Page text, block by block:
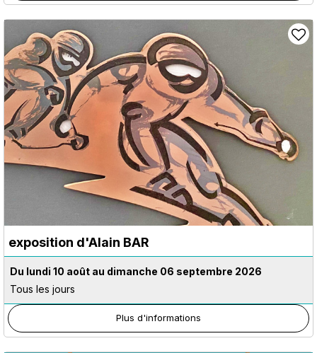
exposition d'Alain BAR
Du lundi 10 août au dimanche 06 septembre 2026
Tous les jours
Plus d'informations